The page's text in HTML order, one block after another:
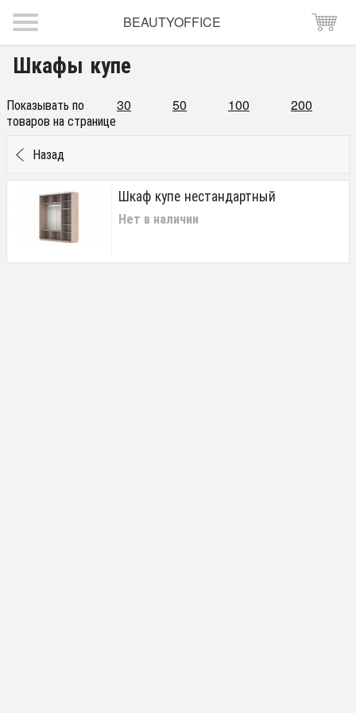
BEAUTYOFFICE
Шкафы купе
Показывать по 30 50 100
200
товаров на странице
Назад
Шкаф купе нестандартный
Нет в наличии